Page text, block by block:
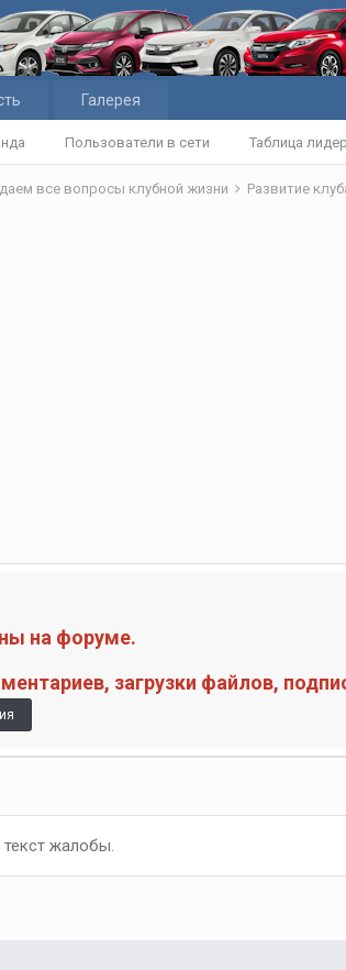
Пользователи в сети Таблица
Галерея
все вопросы клубной жизни Развитие
на форуме.
загрузки файлов,
жалобы.